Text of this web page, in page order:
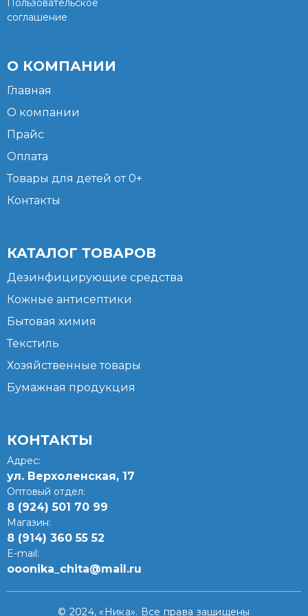
соглашение
О КОМПАНИИ
Главная
О компании
Прайс
Оплата
Товары для детей от 0+
Контакты
КАТАЛОГ ТОВАРОВ
Дезинфицирующие средства
Кожные антисептики
Бытовая химия
Текстиль
Хозяйственные товары
Бумажная продукция
КОНТАКТЫ
Адрес:
ул. Верхоленская, 17​
Оптовый отдел:
8 (924) 501 70 99
Магазин:
8 (914) 360 55 52
E-mail:
ooonika_chita@mail.ru
© 2024, «Ника». Все права защищены